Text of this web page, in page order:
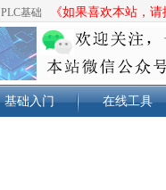
PLC基础 《如果喜欢本站，
基础入门 在线工具